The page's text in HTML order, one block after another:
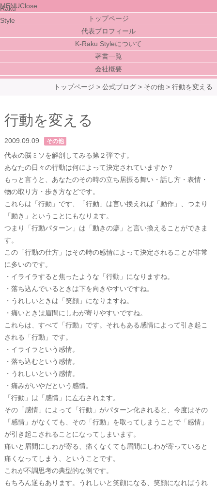
MENUClose
トップページ
代表プロフィール
K-Raku Styleについて
著書一覧
会社概要
トップページ >公式ブログ > その他 >行動を変える
行動を変える
2009.09.09 その他
代表の脳ミソを解剖してみる第２弾です。
あなたの日々の行動は何によって決定されていますか？
もっと言うと、あなたのその時の立ち居振る舞い・話し方・表情・
物の取り方・歩き方などです。
これらは「行動」です、「行動」は言い換えれば「動作」、つまり
「動き」ということにもなります。
つまり「行動パターン」は「動きの癖」と言い換えることができま
す。
この「行動の仕方」はその時の感情によって決定されることが非常
に多いのです。
・イライラすると焦ったような「行動」になりますね。
・落ち込んでいるときは下を向きやすいですね。
・うれしいときは「笑顔」になりますね。
・痛いときは眉間にしわが寄りやすいですね。
これらは、すべて「行動」です。それもある感情によって引き起こ
される「行動」です。
・イライラという感情。
・落ち込むという感情。
・うれしいという感情。
・痛みがいやだという感情。
「行動」は「感情」に左右されます。
その「感情」によって「行動」がパターン化されると、今度はその
「感情」がなくても、その「行動」を取ってしまうことで「感情」
が引き起こされることになってしまいます。
痛いと眉間にしわが寄る、痛くなくても眉間にしわが寄っていると
痛くなってしまう、ということです。
これが不調思考の典型的な例です。
もちろん逆もあります。うれしいと笑顔になる、笑顔になればうれ